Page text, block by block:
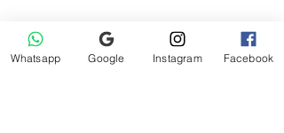
אולי גם תאהבו
Whatsapp Google Instagram Facebook